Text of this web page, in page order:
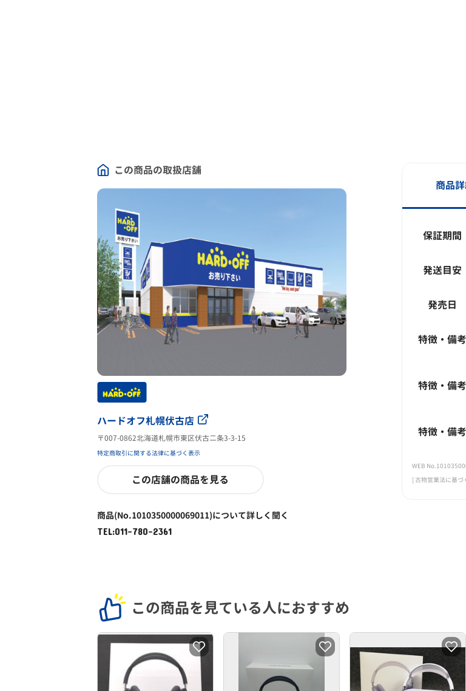
この商品の取扱店舗
ハードオフ札幌伏古店
〒007-0862北海道札幌市東区伏古二条3-3-15
特定商取引に関する法律に基づく表示
この店舗の商品を見る
商品(No.1010350000069011)について詳しく聞く
TEL:011-780-2361
商品
保証期間
発送目安
発売日
特徴・備考
特徴・備考
特徴・備考
WEB
[ 古物営業法に基
この商品を見ている人におすすめ